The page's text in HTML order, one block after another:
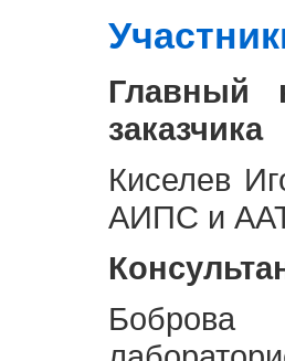
Главный
заказчика
Киселев
АИПС и
Боброва